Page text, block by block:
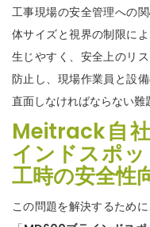
工事現場の安全管理への
体サイズと視界の制限に
生じやすく、安全上のリ
防止し、現場作業員と設
直面しなければならない難
Meitrack自
インドスポ
工時の安全性
この問題を解決するため